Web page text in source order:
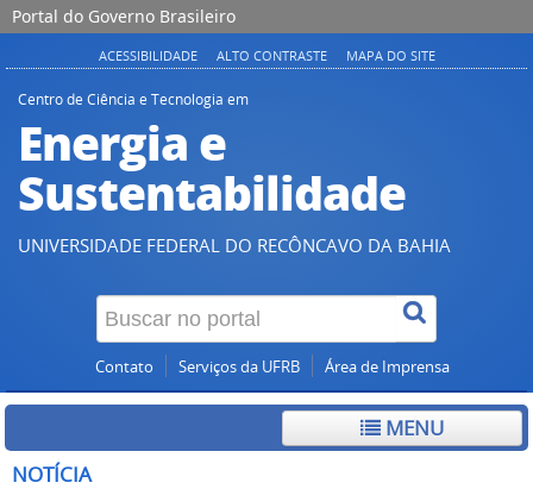
Portal do Governo Brasileiro
ACESSIBILIDADE ALTO CONTRASTE MAPA DO SITE
Centro de Ciência e Tecnologia em
Energia e
Sustentabilidade
UNIVERSIDADE FEDERAL DO RECÔNCAVO DA BAHIA
Contato Serviços da UFRB Área de Imprensa
MENU
NOTÍCIA